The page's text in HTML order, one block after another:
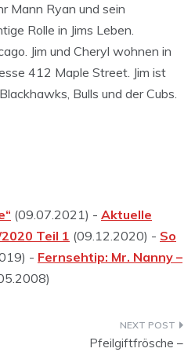
Mann Ryan und sein
Rolle in Jims Leben.
Jim und Cheryl wohnen in
412 Maple Street. Jim ist
Bulls und der Cubs.
(09.07.2021) - Aktuelle
Teil 1 (09.12.2020) - So
- Fernsehtip: Mr. Nanny –
Pfeilgiftfrösche –